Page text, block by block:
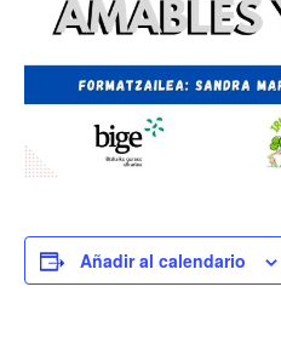
Añadir al calendario